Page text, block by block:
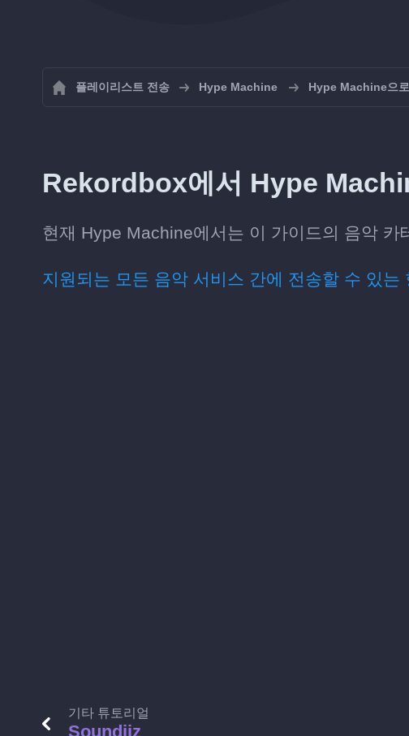
플레이리스트 전송 Hype Machine Hype Machine으로
Rekordbox에서 Hype
현재 Hype Machine에서는 이 가이드의 음악
지원되는 모든 음악 서비스 간에 전송할 수 있는
기타 튜토리얼
Soundiiz